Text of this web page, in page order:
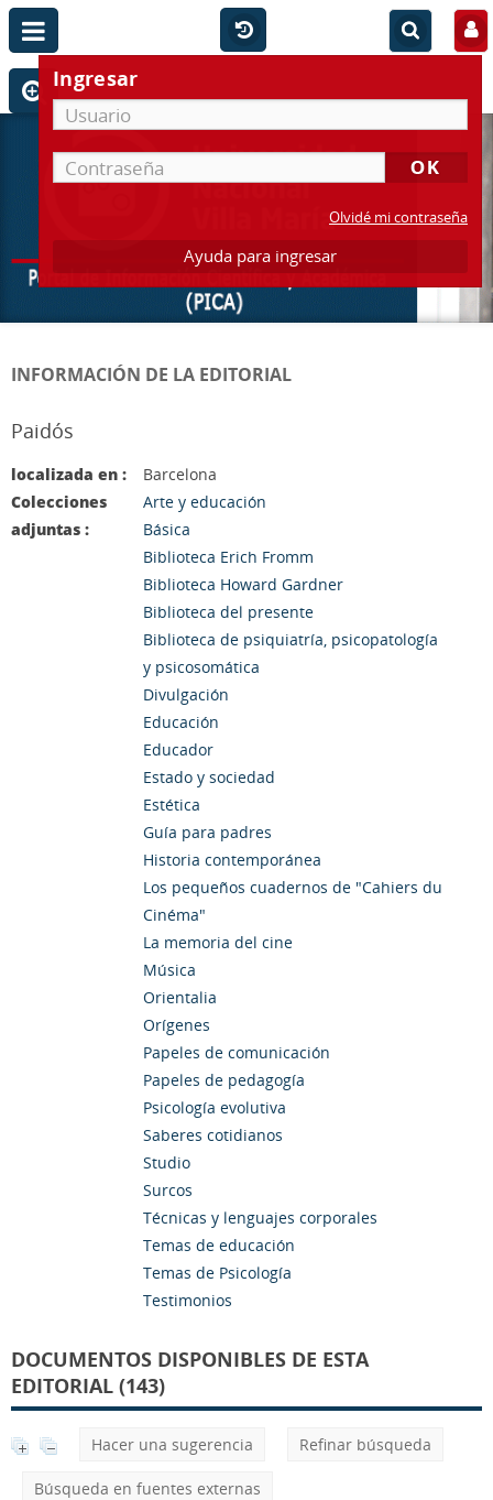
Ingresar
Olvidé mi contraseña
Ayuda para ingresar
INFORMACIÓN DE LA EDITORIAL
Paidós
localizada en :
Barcelona
Colecciones
adjuntas :
Arte y educación
Básica
Biblioteca Erich Fromm
Biblioteca Howard Gardner
Biblioteca del presente
Biblioteca de psiquiatría, psicopatología
y psicosomática
Divulgación
Educación
Educador
Estado y sociedad
Estética
Guía para padres
Historia contemporánea
Los pequeños cuadernos de "Cahiers du
Cinéma"
La memoria del cine
Música
Orientalia
Orígenes
Papeles de comunicación
Papeles de pedagogía
Psicología evolutiva
Saberes cotidianos
Studio
Surcos
Técnicas y lenguajes corporales
Temas de educación
Temas de Psicología
Testimonios
DOCUMENTOS DISPONIBLES DE ESTA
EDITORIAL (143)
Hacer una sugerencia Refinar búsqueda
Búsqueda en fuentes externas